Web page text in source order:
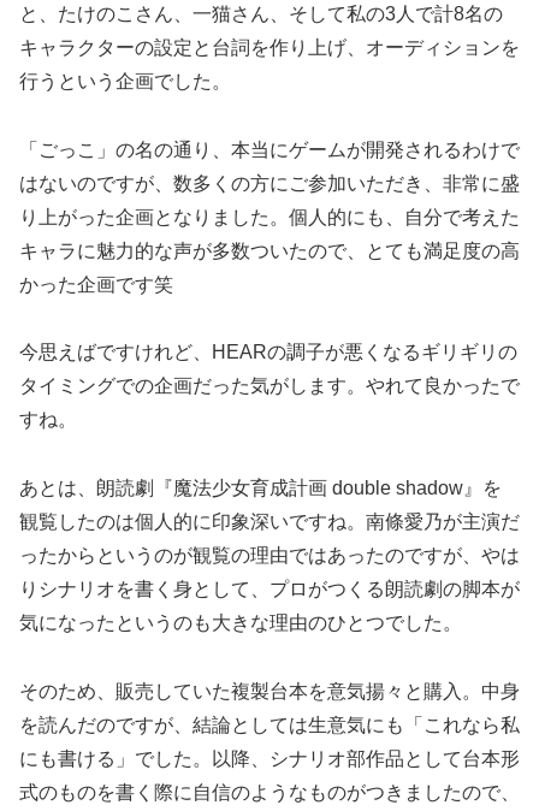
と、たけのこさん、一猫さん、そして私の3人で計8名の
キャラクターの設定と台詞を作り上げ、オーディションを
行うという企画でした。
「ごっこ」の名の通り、本当にゲームが開発されるわけで
はないのですが、数多くの方にご参加いただき、非常に盛
り上がった企画となりました。個人的にも、自分で考えた
キャラに魅力的な声が多数ついたので、とても満足度の高
かった企画です笑
今思えばですけれど、HEARの調子が悪くなるギリギリの
タイミングでの企画だった気がします。やれて良かったで
すね。
あとは、朗読劇『魔法少女育成計画 double shadow』を
観覧したのは個人的に印象深いですね。南條愛乃が主演だ
ったからというのが観覧の理由ではあったのですが、やは
りシナリオを書く身として、プロがつくる朗読劇の脚本が
気になったというのも大きな理由のひとつでした。
そのため、販売していた複製台本を意気揚々と購入。中身
を読んだのですが、結論としては生意気にも「これなら私
にも書ける」でした。以降、シナリオ部作品として台本形
式のものを書く際に自信のようなものがつきましたので、